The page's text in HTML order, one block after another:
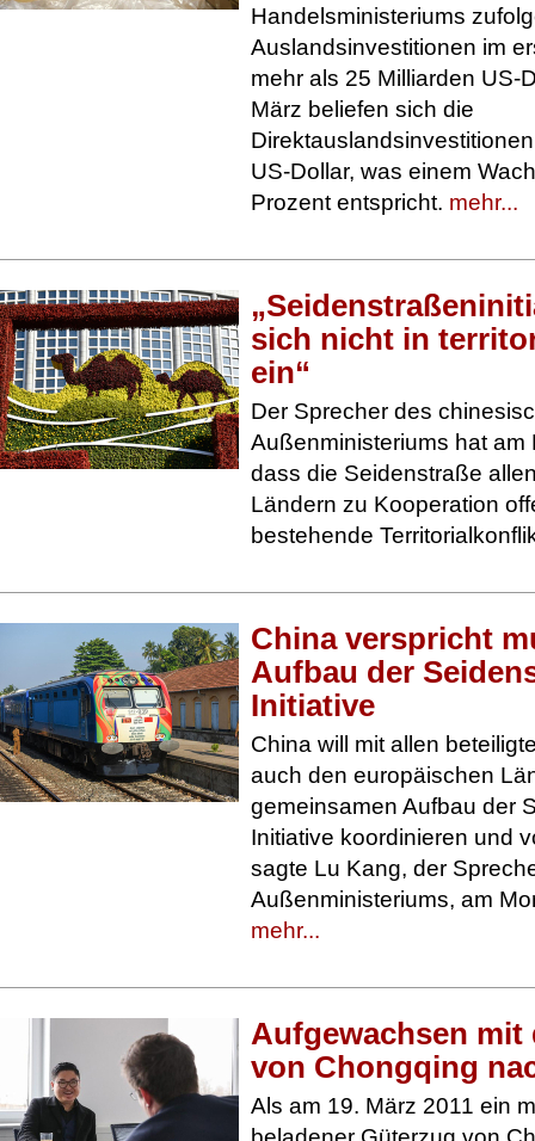
Handelsministeriums
Auslandsinvestitionen im
mehr als 25 Milliarden US-
März beliefen sich die
US-Dollar, was einem
Prozent entspricht. mehr...
sich nicht in
ein“
Der Sprecher des
Außenministeriums hat am
dass die Seidenstraße
Ländern zu Kooperation
bestehende
China verspricht
Aufbau der
Initiative
China will mit allen
auch den europäischen
gemeinsamen Aufbau der
Initiative koordinieren und
sagte Lu Kang, der
Außenministeriums, am
mehr...
Aufgewachsen mit
von Chongqing
Als am 19. März 2011 ein